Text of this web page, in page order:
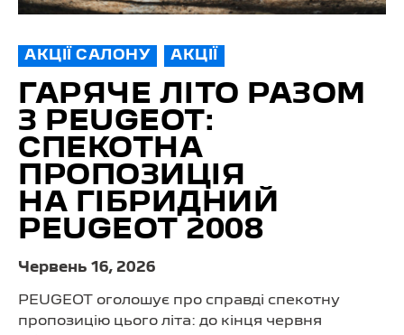
АКЦІЇ САЛОНУ АКЦІЇ
ГАРЯЧЕ ЛІТО РАЗОМ
З PEUGEOT:
СПЕКОТНА
ПРОПОЗИЦІЯ
НА ГІБРИДНИЙ
PEUGEOT 2008
Червень 16, 2026
PEUGEOT оголошує про справді спекотну
пропозицію цього літа: до кінця червня